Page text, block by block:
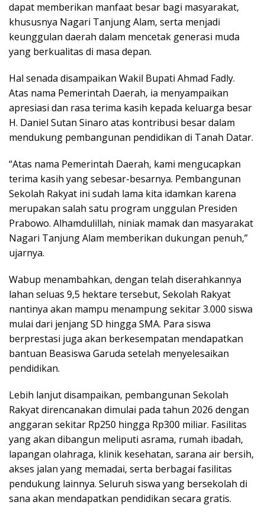
dapat memberikan manfaat besar bagi masyarakat,
khususnya Nagari Tanjung Alam, serta menjadi
keunggulan daerah dalam mencetak generasi muda
yang berkualitas di masa depan.
Hal senada disampaikan Wakil Bupati Ahmad Fadly.
Atas nama Pemerintah Daerah, ia menyampaikan
apresiasi dan rasa terima kasih kepada keluarga besar
H. Daniel Sutan Sinaro atas kontribusi besar dalam
mendukung pembangunan pendidikan di Tanah Datar.
“Atas nama Pemerintah Daerah, kami mengucapkan
terima kasih yang sebesar-besarnya. Pembangunan
Sekolah Rakyat ini sudah lama kita idamkan karena
merupakan salah satu program unggulan Presiden
Prabowo. Alhamdulillah, niniak mamak dan masyarakat
Nagari Tanjung Alam memberikan dukungan penuh,”
ujarnya.
Wabup menambahkan, dengan telah diserahkannya
lahan seluas 9,5 hektare tersebut, Sekolah Rakyat
nantinya akan mampu menampung sekitar 3.000 siswa
mulai dari jenjang SD hingga SMA. Para siswa
berprestasi juga akan berkesempatan mendapatkan
bantuan Beasiswa Garuda setelah menyelesaikan
pendidikan.
Lebih lanjut disampaikan, pembangunan Sekolah
Rakyat direncanakan dimulai pada tahun 2026 dengan
anggaran sekitar Rp250 hingga Rp300 miliar. Fasilitas
yang akan dibangun meliputi asrama, rumah ibadah,
lapangan olahraga, klinik kesehatan, sarana air bersih,
akses jalan yang memadai, serta berbagai fasilitas
pendukung lainnya. Seluruh siswa yang bersekolah di
sana akan mendapatkan pendidikan secara gratis.